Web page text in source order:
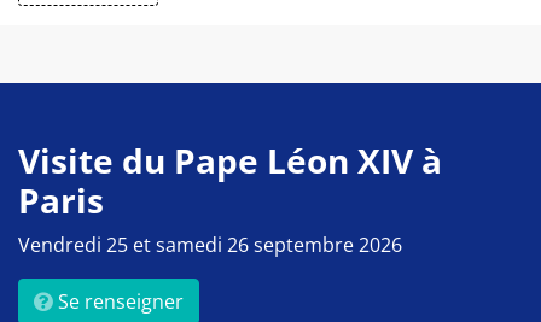
Visite du Pape Léon XIV à
Paris
Vendredi 25 et samedi 26 septembre 2026
Se renseigner